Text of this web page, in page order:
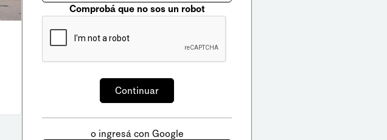
Comprobá que no sos un robot
o ingresá con Google